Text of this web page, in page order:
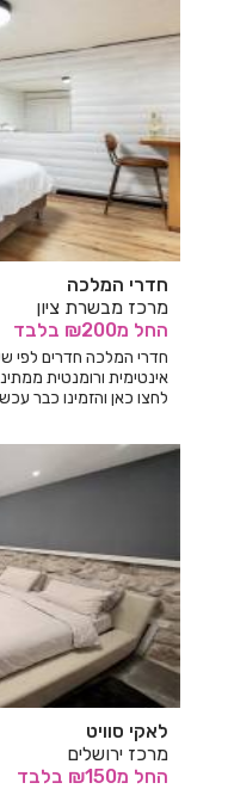
חדרי המלכה
מרכז מבשרת ציון
החל מ₪200 בלבד
חדרי המלכה חדרים לפי
אינטימית ורומנטית
לחצו כאן והזמינו כבר
לאקי סוויט
מרכז ירושלים
החל מ₪150 בלבד